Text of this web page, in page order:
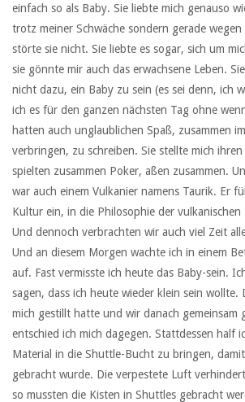
einfach so als Baby. Sie liebte mich genauso
trotz meiner Schwäche sondern gerade wegen
störte sie nicht. Sie liebte es sogar, sich um
sie gönnte mir auch das erwachsene Leben.
nicht dazu, ein Baby zu sein (es sei denn, ich
ich es für den ganzen nächsten Tag ohne
hatten auch unglaublichen Spaß, zusammen
verbringen, zu schreiben. Sie stellte mich
spielten zusammen Poker, aßen zusammen.
war auch einem Vulkanier namens Taurik. Er
Kultur ein, in die Philosophie der vulkanischen
Und dennoch verbrachten wir auch viel Zeit
Und an diesem Morgen wachte ich in einem
auf. Fast vermisste ich heute das Baby-sein.
sagen, dass ich heute wieder klein sein wollte.
mich gestillt hatte und wir danach gemeinsam
entschied ich mich dagegen. Stattdessen half
Material in die Shuttle-Bucht zu bringen,
gebracht wurde. Die verpestete Luft
so mussten die Kisten in Shuttles gebracht